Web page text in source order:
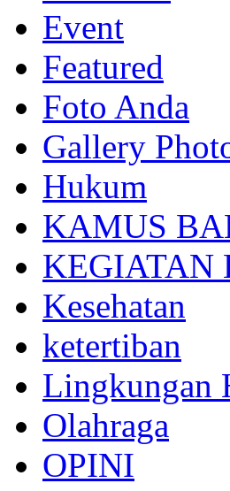
Event
Featured
Foto Anda
Gallery
Hukum
KAMUS
Kesehatan
ketertiban
Lingkungan
Olahraga
OPINI